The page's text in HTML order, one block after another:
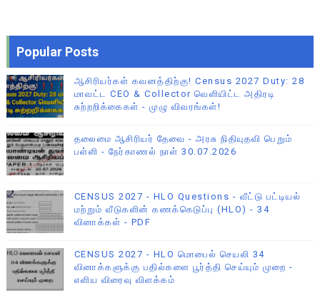
Popular Posts
ஆசிரியர்கள் கவனத்திற்கு! Census 2027 Duty: 28
மாவட்ட CEO & Collector வெளியிட்ட அதிரடி
சுற்றறிக்கைகள் - முழு விவரங்கள்!
தலைமை ஆசிரியர் தேவை - அரசு நிதியுதவி பெறும்
பள்ளி - நேர்காணல் நாள் 30.07.2026
CENSUS 2027 - HLO Questions - வீட்டு பட்டியல்
மற்றும் வீடுகளின் கணக்கெடுப்பு (HLO) - 34
வினாக்கள் - PDF
CENSUS 2027 - HLO மொபைல் செயலி 34
வினாக்களுக்கு பதில்களை பூர்த்தி செய்யும் முறை -
எளிய விரைவு விளக்கம்